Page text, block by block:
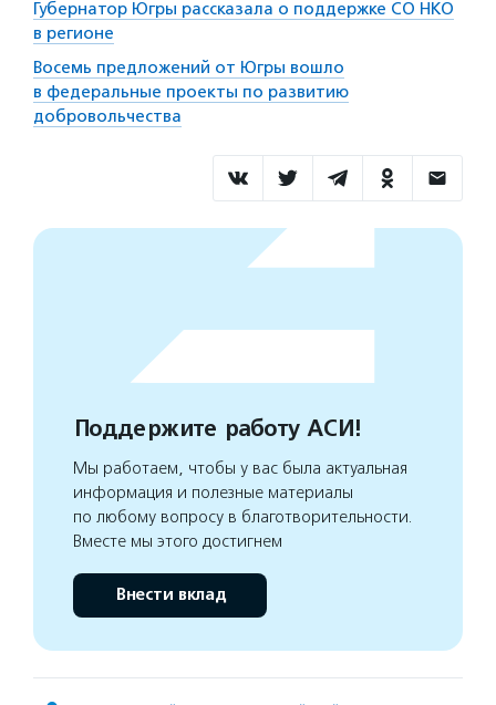
Губернатор Югры рассказала о поддержке СО НКО
в регионе
Восемь предложений от Югры вошло
в федеральные проекты по развитию
добровольчества
Поддержите работу АСИ!
Мы работаем, чтобы у вас была актуальная
информация и полезные материалы
по любому вопросу в благотворительности.
Вместе мы этого достигнем
Внести вклад